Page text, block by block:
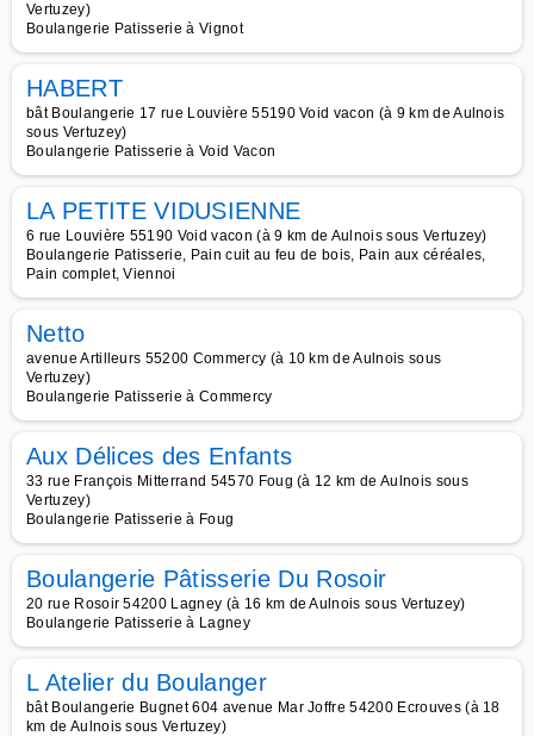
Vertuzey)
Boulangerie Patisserie à Vignot
HABERT
bât Boulangerie 17 rue Louvière 55190 Void vacon (à 9 km de Aulnois
sous Vertuzey)
Boulangerie Patisserie à Void Vacon
LA PETITE VIDUSIENNE
6 rue Louvière 55190 Void vacon (à 9 km de Aulnois sous Vertuzey)
Boulangerie Patisserie, Pain cuit au feu de bois, Pain aux céréales,
Pain complet, Viennoi
Netto
avenue Artilleurs 55200 Commercy (à 10 km de Aulnois sous
Vertuzey)
Boulangerie Patisserie à Commercy
Aux Délices des Enfants
33 rue François Mitterrand 54570 Foug (à 12 km de Aulnois sous
Vertuzey)
Boulangerie Patisserie à Foug
Boulangerie Pâtisserie Du Rosoir
20 rue Rosoir 54200 Lagney (à 16 km de Aulnois sous Vertuzey)
Boulangerie Patisserie à Lagney
L Atelier du Boulanger
bât Boulangerie Bugnet 604 avenue Mar Joffre 54200 Ecrouves (à 18
km de Aulnois sous Vertuzey)